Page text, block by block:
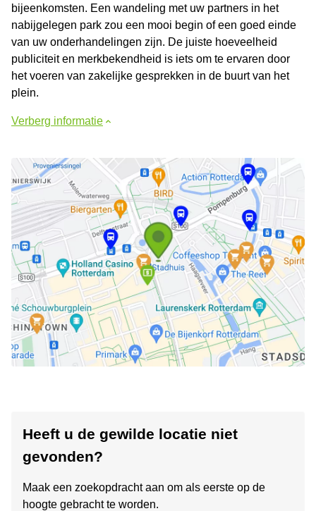
bijeenkomsten. Een wandeling met uw partners in het
nabijgelegen park zou een mooi begin of een goed einde
van uw onderhandelingen zijn. De juiste hoeveelheid
publiciteit en merkbekendheid is iets om te ervaren door
het voeren van zakelijke gesprekken in de buurt van het
plein.
Verberg informatie
Heeft u de gewilde locatie niet
gevonden?
Maak een zoekopdracht aan om als eerste op de
hoogte gebracht te worden.